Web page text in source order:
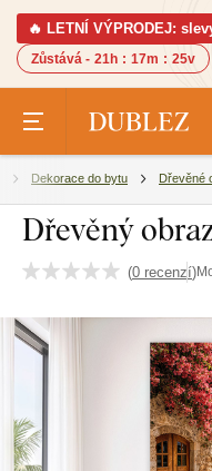
🔥 LETNÍ VÝPRODEJ:
Zůstává - 21h : 17m : 24v
Dekorace do bytu Dřevěné
Dřevěný
(0 recenzí)